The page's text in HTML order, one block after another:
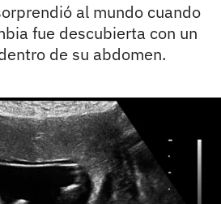
al mundo cuando
fue descubierta con un
de su abdomen.